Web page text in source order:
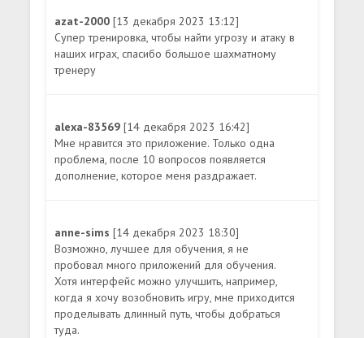
azat-2000[13 декабря 2023 13:12]
Супер тренировка, чтобы найти угрозу и атаку в
наших играх, спасибо большое шахматному
тренеру
alexa-83569[14 декабря 2023 16:42]
Мне нравится это приложение. Только одна
проблема, после 10 вопросов появляется
дополнение, которое меня раздражает.
anne-sims[14 декабря 2023 18:30]
Возможно, лучшее для обучения, я не
пробовал много приложений для обучения.
Хотя интерфейс можно улучшить, например,
когда я хочу возобновить игру, мне приходится
проделывать длинный путь, чтобы добраться
туда.